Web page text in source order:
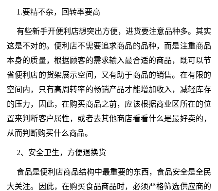
1.要精不杂，回转率要高
有些新手开便利店想突出方便，进货要注意品种多。其实
这是不对的。便利店不需要追求商品的品种，而是注重商品
本身的质量，根据顾客的需求输入最合适的商品，既可以节
省便利店的货架展示空间，又有助于商品的销售。在有限的
空间内，只有高周转率的畅销产品才能增加收入，减轻库存
的压力，因此，在购买商品之前，应该根据商业区所在的位
置来判断客户属性，或者去其他商店看看什么是最好卖的，
从而判断购买什么商品。
2、安全卫生，方便退换货
食品是便利店商品结构中最重要的东西，食品安全是全民
大关注。因此，在购买食品商品时，必须严格筛选供应商的